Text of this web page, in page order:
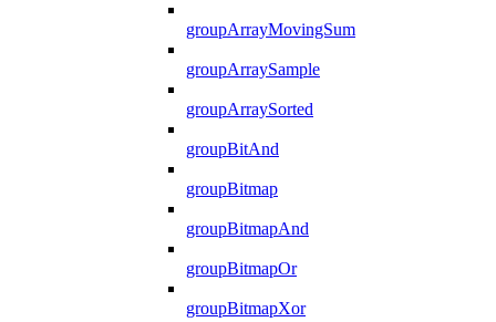
groupArrayMovingSum
groupArraySample
groupArraySorted
groupBitAnd
groupBitmap
groupBitmapAnd
groupBitmapOr
groupBitmapXor